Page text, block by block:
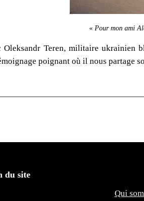
« Pour mon ami
Oleksandr Teren, militaire ukrainien
poignant où il nous partage
du site
Qui